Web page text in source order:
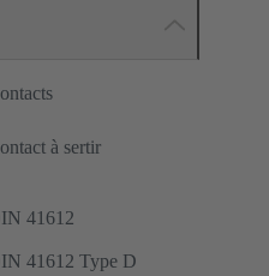
à sertir
41612
41612 Type D